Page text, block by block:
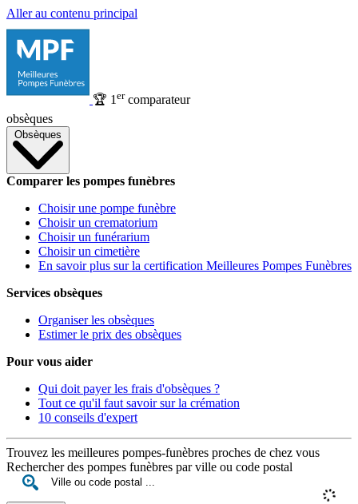
Aller au contenu principal
🏆 1 ercomparateur
obsèques
Obsèques
Comparer les pompes funèbres
Choisir une pompe funèbre
Choisir un crematorium
Choisir un funérarium
Choisir un cimetière
En savoir plus sur la certification Meilleures Pompes Funèbres
Services obsèques
Organiser les obsèques
Estimer le prix des obsèques
Pour vous aider
Qui doit payer les frais d'obsèques ?
Tout ce qu'il faut savoir sur la crémation
10 conseils d'expert
Trouvez les meilleures pompes-funèbres proches de chez vous
Rechercher des pompes funèbres par ville ou code postal